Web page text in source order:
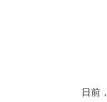
日前，江